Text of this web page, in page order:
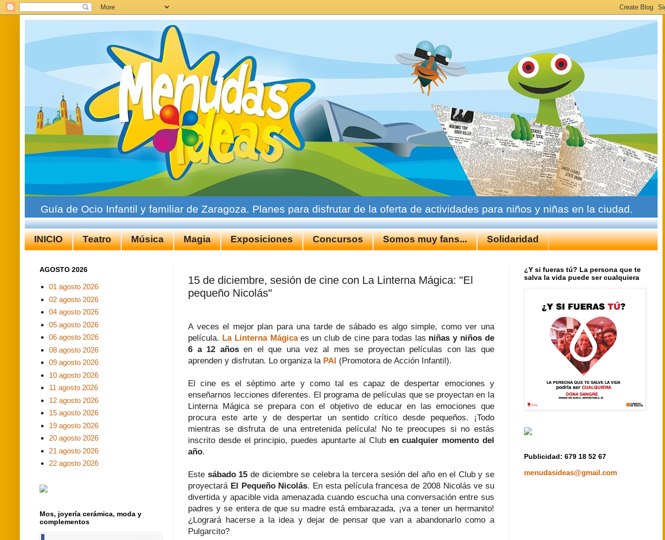
Guía de Ocio Infantil y familiar de Zaragoza. Planes para disfrutar de la oferta de actividades para niños y niñas en la ciudad.
INICIO Teatro Música Magia Exposiciones Concursos Somos muy fans... Solidaridad
15 de diciembre, sesión de cine con La Linterna Mágica: "El
pequeño Nicolás"
A veces el mejor plan para una tarde de sábado es algo simple, como ver una
película. La Linterna Mágica es un club de cine para todas las niñas y niños de
6 a 12 añosen el que una vez al mes se proyectan películas con las que
aprenden y disfrutan. Lo organiza la PAI (Promotora de Acción Infantil).
El cine es el séptimo arte y como tal es capaz de despertar emociones y
enseñarnos lecciones diferentes. El programa de películas que se proyectan en la
Linterna Mágica se prepara con el objetivo de educar en las emociones que
procura este arte y de despertar un sentido crítico desde pequeños. ¡Todo
mientras se disfruta de una entretenida película! No te preocupes si no estás
inscrito desde el principio, puedes apuntarte al Club en cualquier momento del
año.
Este sábado 15 de diciembre se celebra la tercera sesión del año en el Club y se
proyectará El Pequeño Nicolás. En esta película francesa de 2008 Nicolás ve su
divertida y apacible vida amenazada cuando escucha una conversación entre sus
padres y se entera de que su madre está embarazada, ¡va a tener un hermanito!
¿Logrará hacerse a la idea y dejar de pensar que van a abandonarlo como a
Pulgarcito?
AGOSTO 2026
01 agosto 2026
02 agosto 2026
04 agosto 2026
05 agosto 2026
06 agosto 2026
08 agosto 2026
09 agosto 2026
10 agosto 2026
11 agosto 2026
12 agosto 2026
15 agosto 2026
19 agosto 2026
20 agosto 2026
21 agosto 2026
22 agosto 2026
Mos, joyería cerámica, moda y
complementos
¿Y si fueras tú? La persona que te
salva la vida puede ser cualquiera
Publicidad: 679 18 52 67
menudasideas@gmail.com